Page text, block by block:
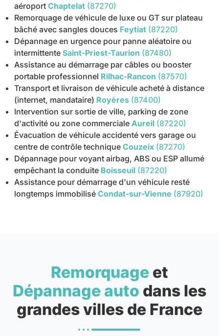
aéroport Chaptelat (87270)
Remorquage de véhicule de luxe ou GT sur plateau
bâché avec sangles douces Feytiat (87220)
Dépannage en urgence pour panne aléatoire ou
intermittente Saint-Priest-Taurion (87480)
Assistance au démarrage par câbles ou booster
portable professionnel Rilhac-Rancon (87570)
Transport et livraison de véhicule acheté à distance
(internet, mandataire) Royères (87400)
Intervention sur sortie de ville, parking de zone
d'activité ou zone commerciale Aureil (87220)
Évacuation de véhicule accidenté vers garage ou
centre de contrôle technique Couzeix (87270)
Dépannage pour voyant airbag, ABS ou ESP allumé
empêchant la conduite Boisseuil (87220)
Assistance pour démarrage d'un véhicule resté
longtemps immobilisé Condat-sur-Vienne (87920)
Remorquage et
Dépannage auto dans les
grandes villes de France